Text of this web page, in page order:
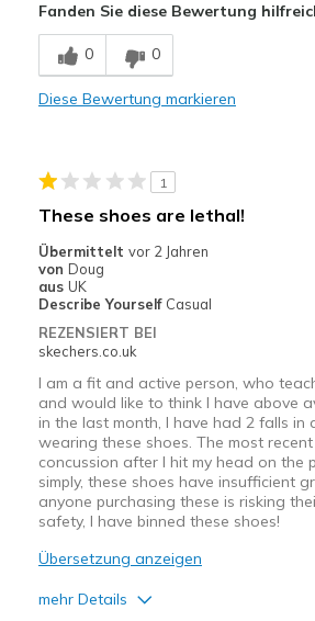
Bequem
Geeignete Verwendung
Freizeitkleidung
Größe
Meine Meinung zu
Fanden Sie diese Bewertung
0 0
Diese Bewertung markieren
1
These shoes are lethal!
Übermittelt vor 2 Jahren
von Doug
aus UK
Describe Yourself Casual
REZENSIERT BEI
skechers.co.uk
I am a fit and active person, who
and would like to think I have above
in the last month, I have had 2 falls in
wearing these shoes. The most
concussion after I hit my head on the
simply, these shoes have insufficient
anyone purchasing these is risking
safety, I have binned these shoes!
Übersetzung anzeigen
mehr Details